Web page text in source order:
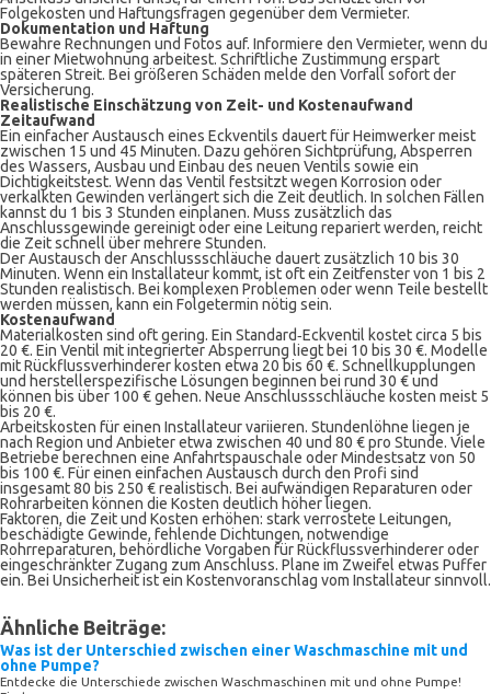
Folgekosten und Haftungsfragen gegenüber dem Vermieter.
Dokumentation und Haftung
Bewahre Rechnungen und Fotos auf. Informiere den Vermieter, wenn du
in einer Mietwohnung arbeitest. Schriftliche Zustimmung erspart
späteren Streit. Bei größeren Schäden melde den Vorfall sofort der
Versicherung.
Realistische Einschätzung von Zeit- und Kostenaufwand
Zeitaufwand
Ein einfacher Austausch eines Eckventils dauert für Heimwerker meist
zwischen 15 und 45 Minuten. Dazu gehören Sichtprüfung, Absperren
des Wassers, Ausbau und Einbau des neuen Ventils sowie ein
Dichtigkeitstest. Wenn das Ventil festsitzt wegen Korrosion oder
verkalkten Gewinden verlängert sich die Zeit deutlich. In solchen Fällen
kannst du 1 bis 3 Stunden einplanen. Muss zusätzlich das
Anschlussgewinde gereinigt oder eine Leitung repariert werden, reicht
die Zeit schnell über mehrere Stunden.
Der Austausch der Anschlussschläuche dauert zusätzlich 10 bis 30
Minuten. Wenn ein Installateur kommt, ist oft ein Zeitfenster von 1 bis 2
Stunden realistisch. Bei komplexen Problemen oder wenn Teile bestellt
werden müssen, kann ein Folgetermin nötig sein.
Kostenaufwand
Materialkosten sind oft gering. Ein Standard‑Eckventil kostet circa 5 bis
20 €. Ein Ventil mit integrierter Absperrung liegt bei 10 bis 30 €. Modelle
mit Rückflussverhinderer kosten etwa 20 bis 60 €. Schnellkupplungen
und herstellerspezifische Lösungen beginnen bei rund 30 € und
können bis über 100 € gehen. Neue Anschlussschläuche kosten meist 5
bis 20 €.
Arbeitskosten für einen Installateur variieren. Stundenlöhne liegen je
nach Region und Anbieter etwa zwischen 40 und 80 € pro Stunde. Viele
Betriebe berechnen eine Anfahrtspauschale oder Mindestsatz von 50
bis 100 €. Für einen einfachen Austausch durch den Profi sind
insgesamt 80 bis 250 € realistisch. Bei aufwändigen Reparaturen oder
Rohrarbeiten können die Kosten deutlich höher liegen.
Faktoren, die Zeit und Kosten erhöhen: stark verrostete Leitungen,
beschädigte Gewinde, fehlende Dichtungen, notwendige
Rohrreparaturen, behördliche Vorgaben für Rückflussverhinderer oder
eingeschränkter Zugang zum Anschluss. Plane im Zweifel etwas Puffer
ein. Bei Unsicherheit ist ein Kostenvoranschlag vom Installateur sinnvoll.
Ähnliche Beiträge:
Was ist der Unterschied zwischen einer Waschmaschine mit und
ohne Pumpe?
Entdecke die Unterschiede zwischen Waschmaschinen mit und ohne Pumpe!